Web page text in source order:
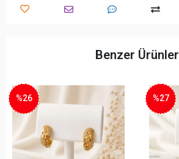
Benzer Ürünler
%26 %27